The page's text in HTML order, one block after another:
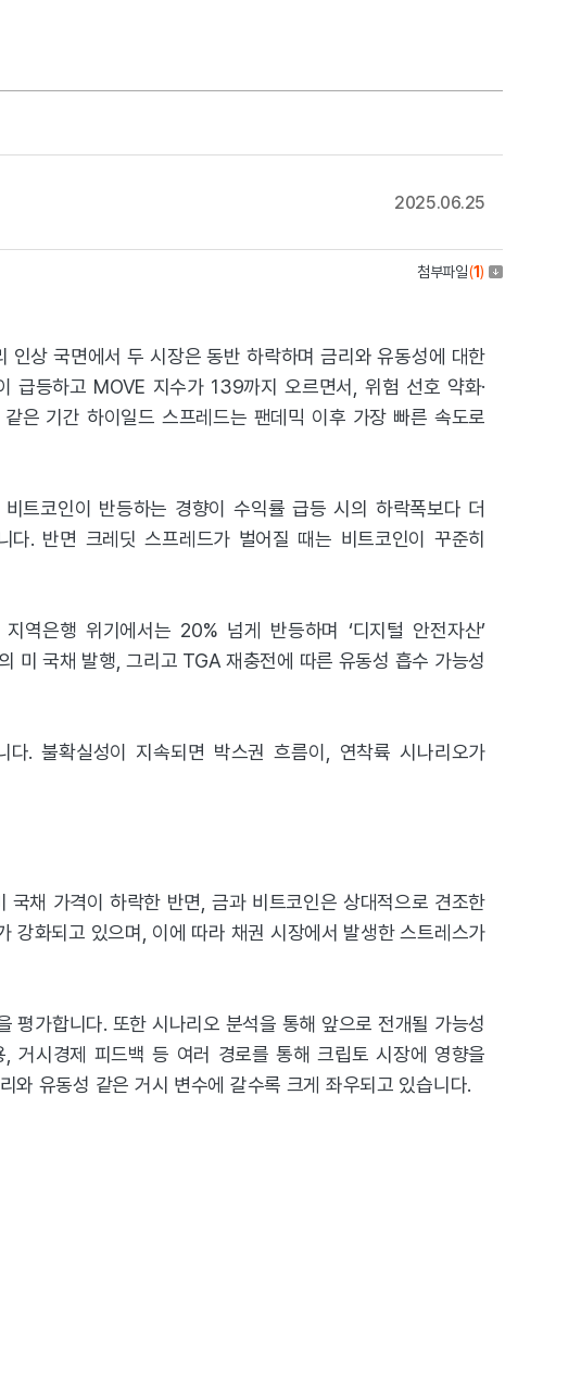
2025.06.25
첨부파일(1)
상 국면에서 두 시장은 동반 하락하며 금리와 유동성에 대한
등하고 MOVE 지수가 139까지 오르면서, 위험 선호 약화·
은 기간 하이일드 스프레드는 팬데믹 이후 가장 빠른 속도로
트코인이 반등하는 경향이 수익률 급등 시의 하락폭보다 더
. 반면 크레딧 스프레드가 벌어질 때는 비트코인이 꾸준히
은행 위기에서는 20% 넘게 반등하며 ‘디지털 안전자산’
미 국채 발행, 그리고 TGA 재충전에 따른 유동성 흡수 가능성
. 불확실성이 지속되면 박스권 흐름이, 연착륙 시나리오가
채 가격이 하락한 반면, 금과 비트코인은 상대적으로 견조한
강화되고 있으며, 이에 따라 채권 시장에서 발생한 스트레스가
평가합니다. 또한 시나리오 분석을 통해 앞으로 전개될 가능성
거시경제 피드백 등 여러 경로를 통해 크립토 시장에 영향을
와 유동성 같은 거시 변수에 갈수록 크게 좌우되고 있습니다.